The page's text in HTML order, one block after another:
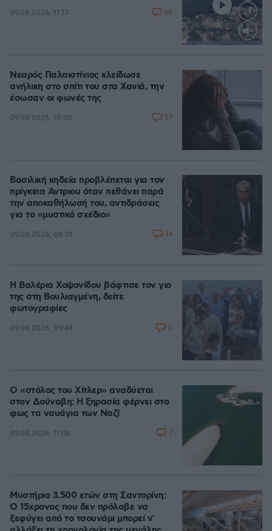
Loaded
09.08.2026, 11:17 66
Νεαρός Παλαιστίνιος κλείδωσε
ανήλικη στο σπίτι του στα Χανιά, την
έσωσαν οι φωνές της
09.08.2026, 10:38 57
Βασιλική κηδεία προβλέπεται για τον
πρίγκιπα Άντριου όταν πεθάνει παρά
την αποκαθήλωσή του, αντιδράσεις
για το «μυστικό σχέδιο»
09.08.2026, 08:01 14
Η Βαλέρια Χοψονίδου βάφτισε τον γιο
της στη Βουλιαγμένη, δείτε
φωτογραφίες
09.08.2026, 09:44 5
Ο «στόλος του Χίτλερ» αναδύεται
στον Δούναβη: Η ξηρασία φέρνει στο
φως τα ναυάγια των Ναζί
09.08.2026, 11:06 7
Μυστήριο 3.500 ετών στη Σαντορίνη:
Ο 15χρονος που δεν πρόλαβε να
ξεφύγει από το τσουνάμι μπορεί ν'